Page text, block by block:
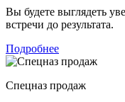
Вы будете выглядеть
встречи до результата.
Подробнее
Спецназ продаж